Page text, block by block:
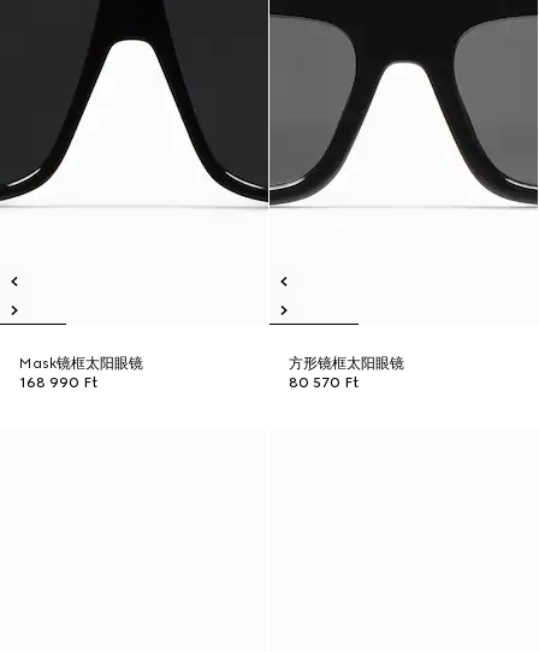
Mask镜框太阳眼镜
168 990 Ft
方形镜框太阳眼镜
80 570 Ft